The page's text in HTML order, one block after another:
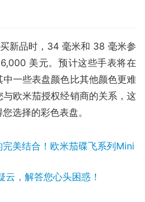
新品时，34 毫米和 38 毫米参
美元。预计这些手表将在
一些表盘颜色比其他颜色更难
欧米茄授权经销商的关系，这
选择的彩色表盘。
美结合！欧米茄碟飞系列Mini
云，解答您心头困惑！